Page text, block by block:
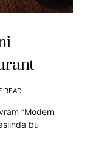
READ
“Modern
bu